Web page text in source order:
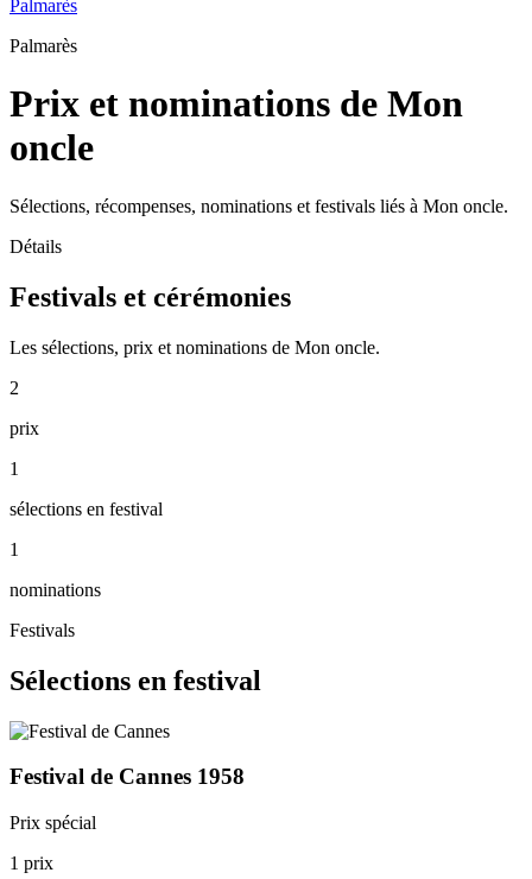
Palmarès
Palmarès
Prix et nominations de Mon
oncle
Sélections, récompenses, nominations et festivals liés à Mon oncle.
Détails
Festivals et cérémonies
Les sélections, prix et nominations de Mon oncle.
2
prix
1
sélections en festival
1
nominations
Festivals
Sélections en festival
Festival de Cannes 1958
Prix spécial
1 prix